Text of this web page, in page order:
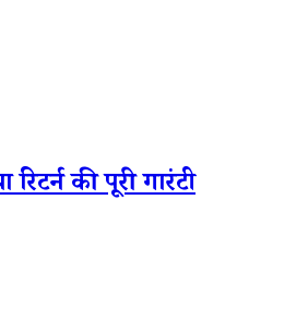
की पूरी गारंटी